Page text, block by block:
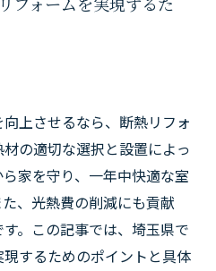
上させるなら、断熱リフォ
の適切な選択と設置によっ
家を守り、一年中快適な室
、光熱費の削減にも貢献
。この記事では、埼玉県で
するためのポイントと具体